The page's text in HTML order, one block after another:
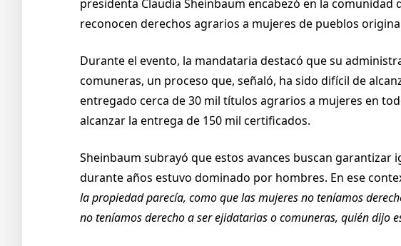
presidenta Claudia Sheinbaum encabezó en la
reconocen derechos agrarios a mujeres de pueblos
Durante el evento, la mandataria destacó que su
comuneras, un proceso que, señaló, ha sido difícil de
entregado cerca de 30 mil títulos agrarios a mujeres en
alcanzar la entrega de 150 mil certificados.
Sheinbaum subrayó que estos avances buscan
durante años estuvo dominado por hombres. En ese
la propiedad parecía, como que las mujeres no teníamos
no teníamos derecho a ser ejidatarias o comuneras, quién dijo